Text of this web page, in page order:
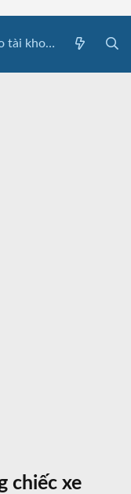
Tạo tài khoản
chiếc xe